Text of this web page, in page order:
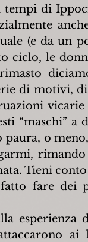
tempi di
(e da un
ciclo, le
di motivi,
vicarie
“maschi” a
paura, o
Tieni
fare dei
esperienza
ai